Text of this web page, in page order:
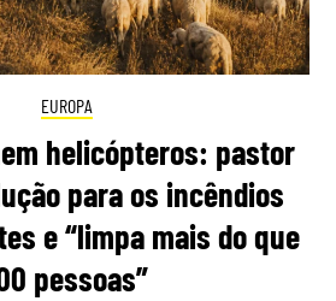
EUROPA
helicópteros: pastor
para os incêndios
e “limpa mais do que
pessoas”